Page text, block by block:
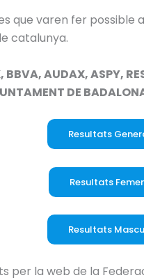
que varen fer possible
catalunya.
BBVA, AUDAX, ASPY,
DE
Resultats
Resultats
Resultats
per la web de la